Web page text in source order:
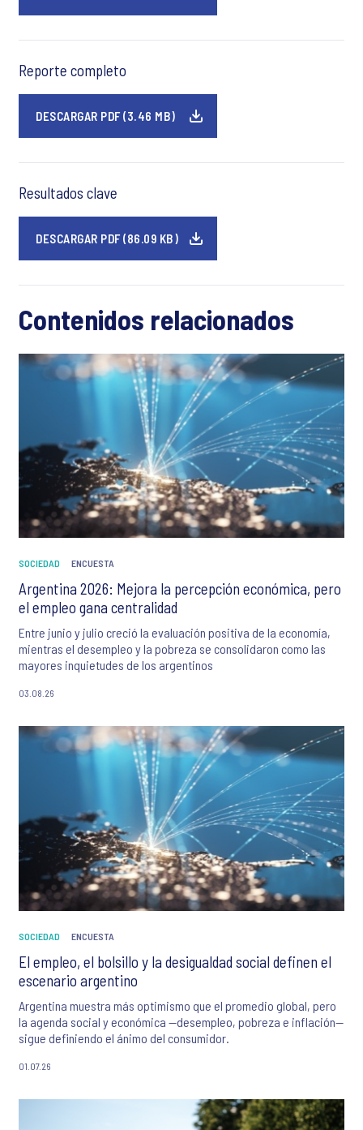
Reporte completo
DESCARGAR PDF (3.46 MB)
Resultados clave
DESCARGAR PDF (86.09 KB)
Contenidos relacionados
SOCIEDAD ENCUESTA
Argentina 2026: Mejora la percepción económica, pero
el empleo gana centralidad
Entre junio y julio creció la evaluación positiva de la economía,
mientras el desempleo y la pobreza se consolidaron como las
mayores inquietudes de los argentinos
03.08.26
SOCIEDAD ENCUESTA
El empleo, el bolsillo y la desigualdad social definen el
escenario argentino
Argentina muestra más optimismo que el promedio global, pero
la agenda social y económica —desempleo, pobreza e inflación—
sigue definiendo el ánimo del consumidor.
01.07.26